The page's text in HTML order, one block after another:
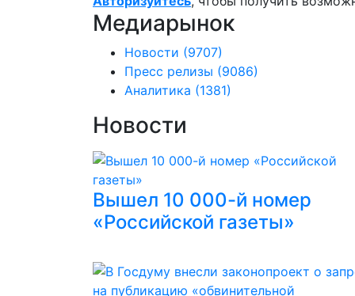
Медиарынок
Новости (9707)
Пресс релизы (9086)
Аналитика (1381)
Новости
Вышел 10 000-й номер
«Российской газеты»